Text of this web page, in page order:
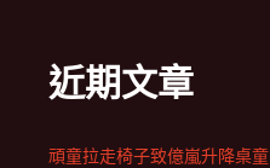
近期文章
頑童拉走椅子致億嵐升降桌童